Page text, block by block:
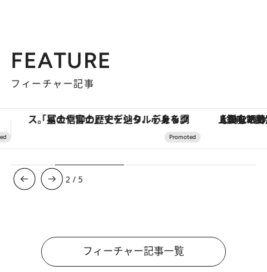
FEATURE
フィーチャー記事
【銀座で出合う最旬美容】美髪ケアや上質な眠り…セルフケアのアップデートから、特別な名入れギフトまで。大人のための「ReFa GINZA」クルーズ
3 / 5
フィーチャー記事一覧